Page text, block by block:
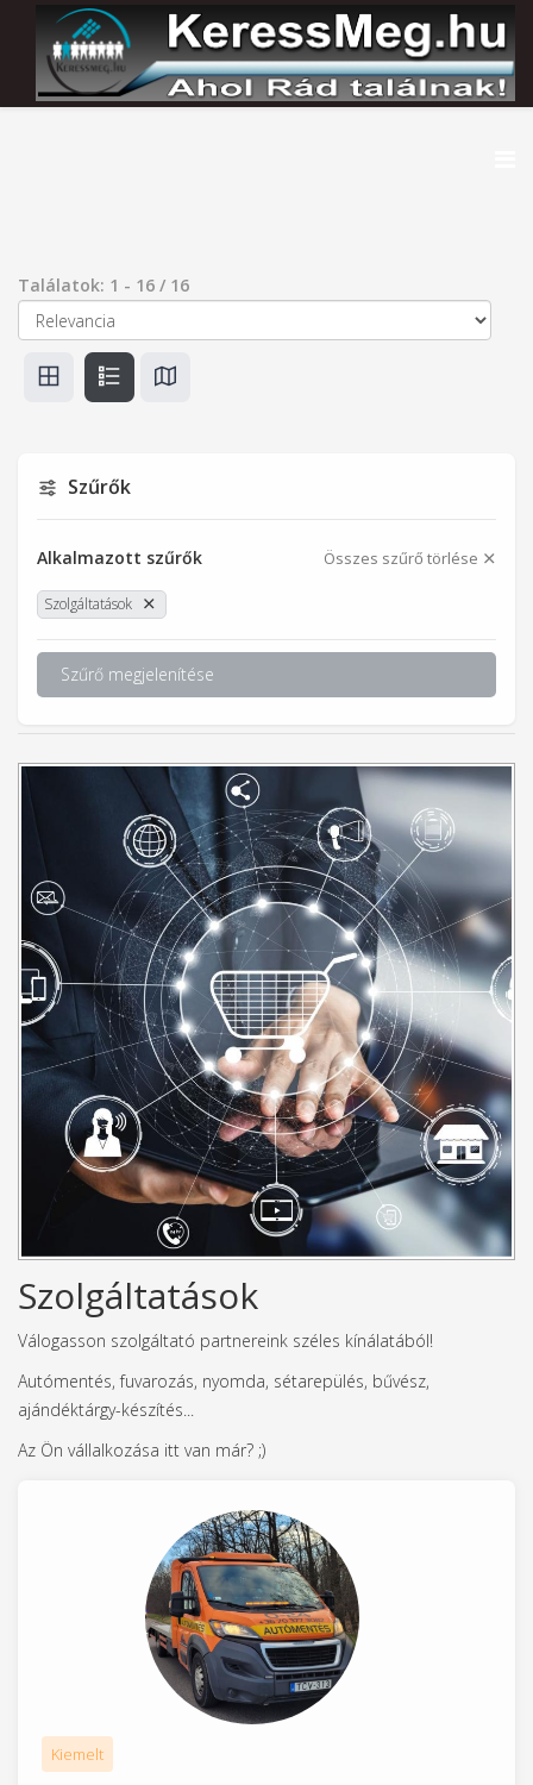
Találatok: 1 - 16 / 16
Szűrők
Alkalmazott szűrők Összes szűrő törlése
Szolgáltatások
Szűrő megjelenítése
Szolgáltatások
Válogasson szolgáltató partnereink széles kínálatából!
Autómentés, fuvarozás, nyomda, sétarepülés, bűvész,
ajándéktárgy-készítés...
Az Ön vállalkozása itt van már? ;)
Kiemelt